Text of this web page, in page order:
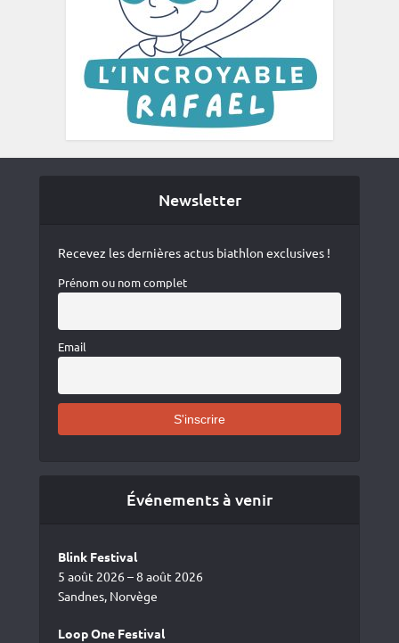
Newsletter
Recevez les dernières actus biathlon exclusives !
Prénom ou nom complet
Email
Événements à venir
Blink Festival
5 août 2026 – 8 août 2026
Sandnes, Norvège
Loop One Festival